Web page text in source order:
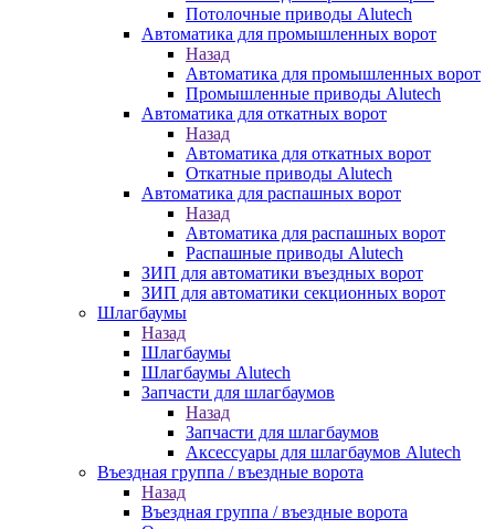
Потолочные приводы Alutech
Автоматика для промышленных ворот
Назад
Автоматика для промышленных ворот
Промышленные приводы Alutech
Автоматика для откатных ворот
Назад
Автоматика для откатных ворот
Откатные приводы Alutech
Автоматика для распашных ворот
Назад
Автоматика для распашных ворот
Распашные приводы Alutech
ЗИП для автоматики въездных ворот
ЗИП для автоматики секционных ворот
Шлагбаумы
Назад
Шлагбаумы
Шлагбаумы Alutech
Запчасти для шлагбаумов
Назад
Запчасти для шлагбаумов
Аксессуары для шлагбаумов Alutech
Въездная группа / въездные ворота
Назад
Въездная группа / въездные ворота